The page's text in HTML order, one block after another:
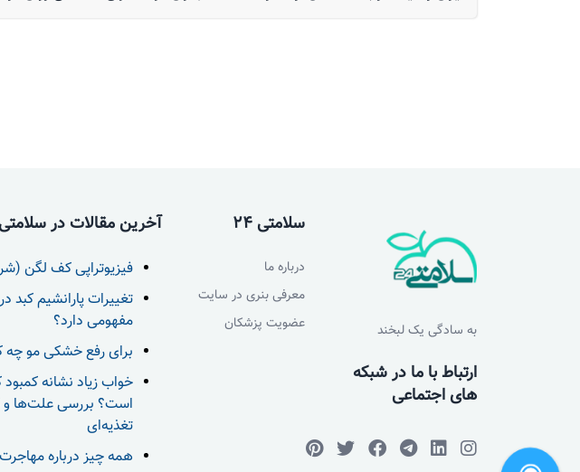
به سادگی یک لبخند
ارتباط با ما در شبکه
های اجتماعی
سلامتی 24
درباره ما
معرفی بنری در سایت
عضویت پزشکان
آخرین مقالات در سلامتی
فیزیوتراپی کف لگن
تغییرات پارانشیم کبد
مفهومی دارد؟
برای رفع خشکی مو چه
خواب زیاد نشانه کمبود
است؟ بررسی علت‌ها و
تغذیه‌ای
همه چیز درباره